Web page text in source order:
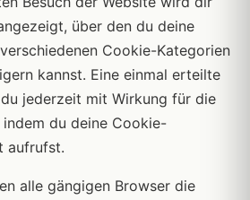
über den du deine
Cookie-Kategorien
kannst. Eine einmal erteilte
jederzeit mit Wirkung für die
du deine Cookie-
aufrufst.
alle gängigen Browser die